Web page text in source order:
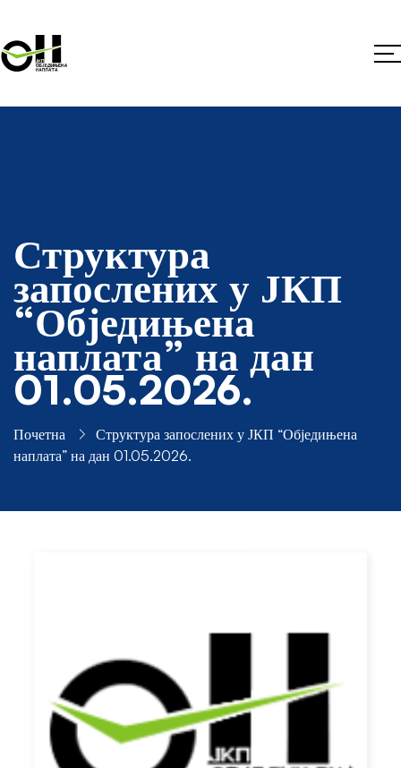
Структура
запослених у ЈКП
“Обједињена
наплата” на дан
01.05.2026.
Почетна
Структура запослених у ЈКП “Обједињена
наплата” на дан 01.05.2026.